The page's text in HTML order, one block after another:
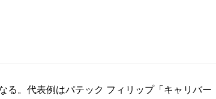
る。代表例はパテック フィリップ「キャリバー